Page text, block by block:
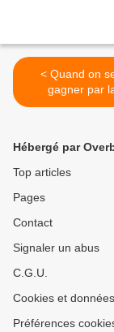
< Quand on se laisse
gagner par
Hébergé par
Top articles
Pages
Contact
Signaler un abus
C.G.U.
Cookies et
Préférences